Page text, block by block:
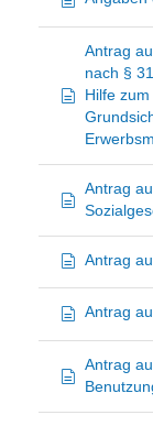
Antrag
nach §
Hilfe
Antrag
Antrag
Antrag
Antrag